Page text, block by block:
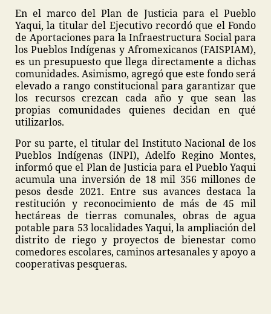
En el marco del Plan de Justicia para el Pueblo
Yaqui, la titular del Ejecutivo recordó que el Fondo
de Aportaciones para la Infraestructura Social para
los Pueblos Indígenas y Afromexicanos (FAISPIAM),
es un presupuesto que llega directamente a dichas
comunidades. Asimismo, agregó que este fondo será
elevado a rango constitucional para garantizar que
los recursos crezcan cada año y que sean las
propias comunidades quienes decidan en qué
utilizarlos.
Por su parte, el titular del Instituto Nacional de los
Pueblos Indígenas (INPI), Adelfo Regino Montes,
informó que el Plan de Justicia para el Pueblo Yaqui
acumula una inversión de 18 mil 356 millones de
pesos desde 2021. Entre sus avances destaca la
restitución y reconocimiento de más de 45 mil
hectáreas de tierras comunales, obras de agua
potable para 53 localidades Yaqui, la ampliación del
distrito de riego y proyectos de bienestar como
comedores escolares, caminos artesanales y apoyo a
cooperativas pesqueras.